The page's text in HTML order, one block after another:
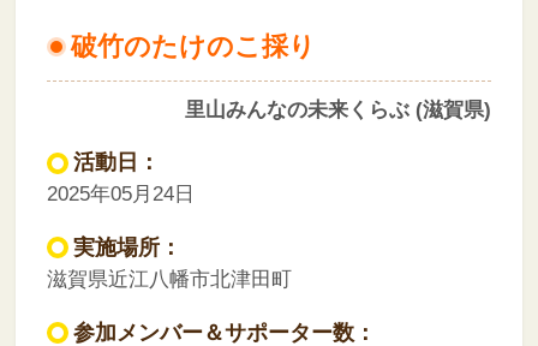
破竹のたけのこ採り
里山みんなの未来くらぶ (滋賀県)
活動日：
2025年05月24日
実施場所：
滋賀県近江八幡市北津田町
参加メンバー＆サポーター数：